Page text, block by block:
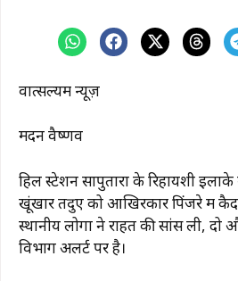
वात्सल्यम न्यूज़
मदन वैष्णव
हिल स्टेशन सापुतारा के रिहायशी
खूंखार तेंदुए को आखिरकार पिंजरे में कैद
स्थानीय लोगों ने राहत की सांस ली,
विभाग अलर्ट पर है।